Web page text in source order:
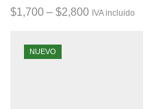
$1,700 – $2,800 IVA incluido
NUEVO